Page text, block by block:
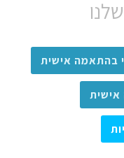
בהתאמה אישית